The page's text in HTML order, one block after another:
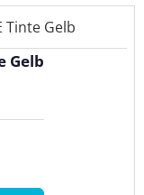
Gelb